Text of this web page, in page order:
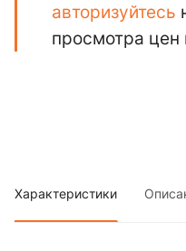
авторизуйтесь
просмотра цен
Характеристики